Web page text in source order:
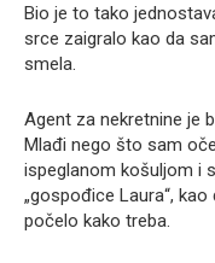
Bio je to tako
srce zaigralo kao da
smela.
Agent za nekretnine je
Mlađi nego što sam
ispeglanom košuljom i
„gospođice Laura“,
počelo kako treba.